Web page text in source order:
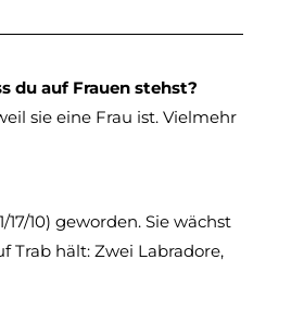
du auf Frauen stehst?
sie eine Frau ist. Vielmehr
10) geworden. Sie wächst
Trab hält: Zwei Labradore,